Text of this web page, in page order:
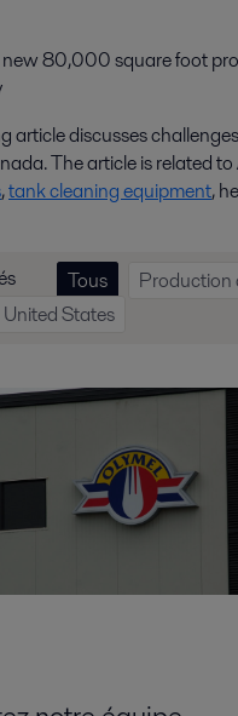
80,000 square foot
article discusses
The article is related
,tank cleaning equipment,
Tous
Production
United States